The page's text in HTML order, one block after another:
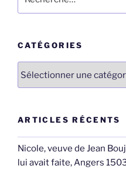
pour
CATÉGORIES
ARTICLES RÉCENTS
Nicole, veuve de Jean
lui avait faite, Angers